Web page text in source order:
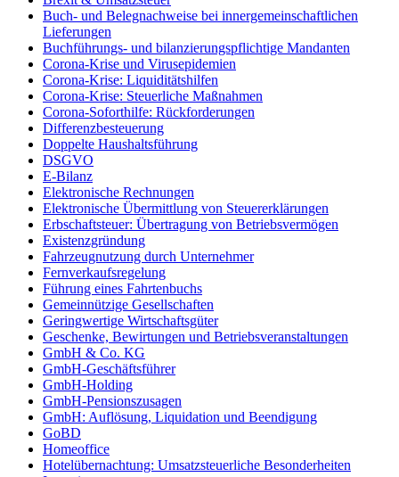
Buch- und Belegnachweise bei innergemeinschaftlichen
Lieferungen
Buchführungs- und bilanzierungspflichtige Mandanten
Corona-Krise und Virusepidemien
Corona-Krise: Liquiditätshilfen
Corona-Krise: Steuerliche Maßnahmen
Corona-Soforthilfe: Rückforderungen
Differenzbesteuerung
Doppelte Haushaltsführung
DSGVO
E-Bilanz
Elektronische Rechnungen
Elektronische Übermittlung von Steuererklärungen
Erbschaftsteuer: Übertragung von Betriebsvermögen
Existenzgründung
Fahrzeugnutzung durch Unternehmer
Fernverkaufsregelung
Führung eines Fahrtenbuchs
Gemeinnützige Gesellschaften
Geringwertige Wirtschaftsgüter
Geschenke, Bewirtungen und Betriebsveranstaltungen
GmbH & Co. KG
GmbH-Geschäftsführer
GmbH-Holding
GmbH-Pensionszusagen
GmbH: Auflösung, Liquidation und Beendigung
GoBD
Homeoffice
Hotelübernachtung: Umsatzsteuerliche Besonderheiten